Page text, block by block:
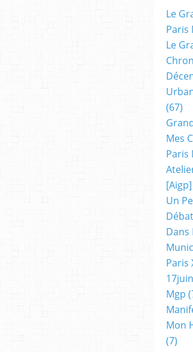
Le
Paris
Le
(67)
Mes
Paris
[aigp]
Un
Dans
Paris
17juin
Mgp
Mon
(7)